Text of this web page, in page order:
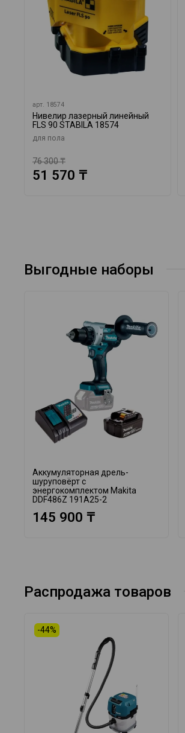
арт. 18574
Нивелир лазерный линейный
FLS 90 STABILA 18574
для пола
76 300 ₸
51 570 ₸
Выгодные наборы
Аккумуляторная дрель-
шуруповёрт с
энергокомплектом Makita
DDF486Z 191A25-2
145 900 ₸
Распродажа товаров
-44%